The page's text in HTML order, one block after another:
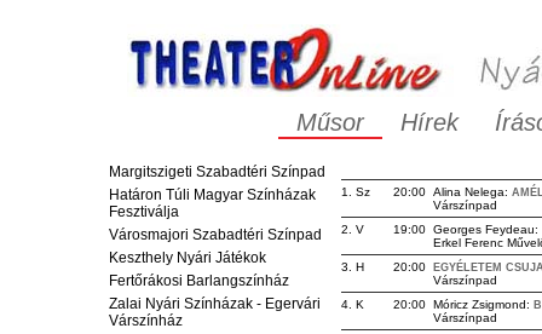
Műsor Hírek
Margitszigeti Szabadtéri Színpad
Határon Túli Magyar Színházak
Fesztiválja
Városmajori Szabadtéri Színpad
Keszthely Nyári Játékok
Fertőrákosi Barlangszínház
Zalai Nyári Színházak - Egervári
Várszínház
1. Sz 20:00 Alina Nelega:
Várszínpad
2. V
19:00 Georges Feydeau:
Erkel Ferenc
3. H
20:00 EGYÉLETEM
Várszínpad
4. K
20:00 Móricz Zsigmond:
Várszínpad